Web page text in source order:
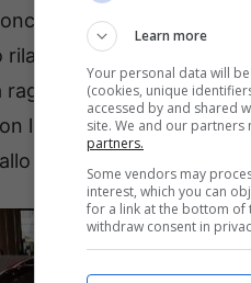
in maniera
grazie agli ultimi
una quota di
le immatricolazioni
stesso periodo del
Learn more
Your personal data will
(cookies, unique
accessed by and shared
site. We and our
partners.
Some vendors may
interest, which you can
for a link at the bottom of
withdraw consent in